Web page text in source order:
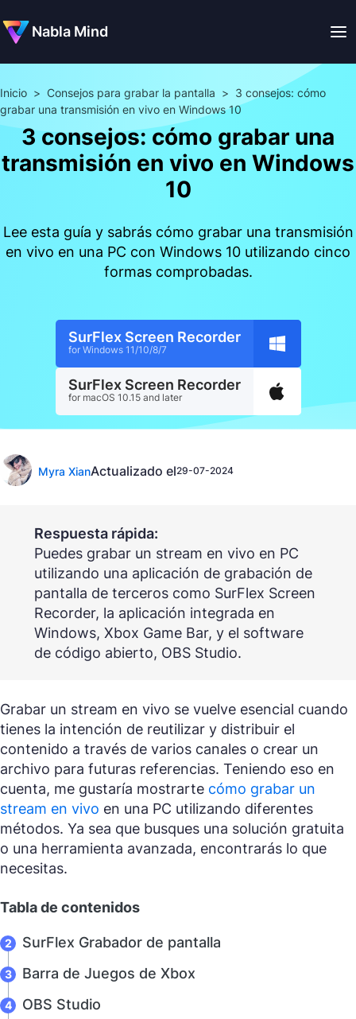
Nabla Mind
Inicio > Consejos para grabar la pantalla > 3 consejos: cómo
grabar una transmisión en vivo en Windows 10
3 consejos: cómo grabar una
transmisión en vivo en Windows
10
Lee esta guía y sabrás cómo grabar una transmisión
en vivo en una PC con Windows 10 utilizando cinco
formas comprobadas.
SurFlex Screen Recorder
for Windows 11/10/8/7
SurFlex Screen Recorder
for macOS 10.15 and later
Myra XianActualizado el29-07-2024
Respuesta rápida:
Puedes grabar un stream en vivo en PC
utilizando una aplicación de grabación de
pantalla de terceros como SurFlex Screen
Recorder, la aplicación integrada en
Windows, Xbox Game Bar, y el software
de código abierto, OBS Studio.
Grabar un stream en vivo se vuelve esencial cuando
tienes la intención de reutilizar y distribuir el
contenido a través de varios canales o crear un
archivo para futuras referencias. Teniendo eso en
cuenta, me gustaría mostrarte cómo grabar un
stream en vivo en una PC utilizando diferentes
métodos. Ya sea que busques una solución gratuita
o una herramienta avanzada, encontrarás lo que
necesitas.
Tabla de contenidos
SurFlex Grabador de pantalla
Barra de Juegos de Xbox
OBS Studio